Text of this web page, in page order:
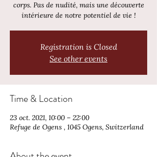
corps. Pas de nudité, mais une découverte
intérieure de notre potentiel de vie !
Registration is Closed
See other events
Time & Location
23 oct. 2021, 10:00 – 22:00
Refuge de Ogens , 1045 Ogens, Switzerland